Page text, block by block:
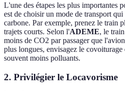
L'une des étapes les plus importantes
est de choisir un mode de transport
carbone. Par exemple, prenez le train
trajets courts. Selon l'ADEME, le
moins de CO2 par passager que
plus longues, envisagez le
souvent moins polluants.
2. Privilégier le Locavorisme